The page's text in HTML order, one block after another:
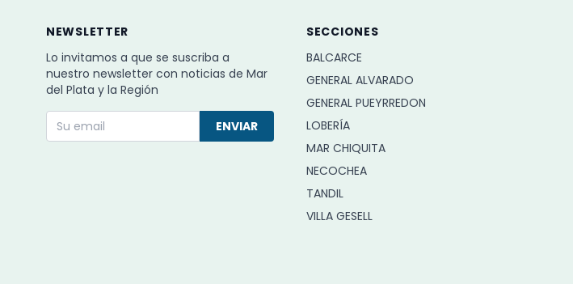
NEWSLETTER
Lo invitamos a que se suscriba a
nuestro newsletter con noticias de Mar
del Plata y la Región
ENVIAR
SECCIONES
BALCARCE
GENERAL ALVARADO
GENERAL PUEYRREDON
LOBERÍA
MAR CHIQUITA
NECOCHEA
TANDIL
VILLA GESELL